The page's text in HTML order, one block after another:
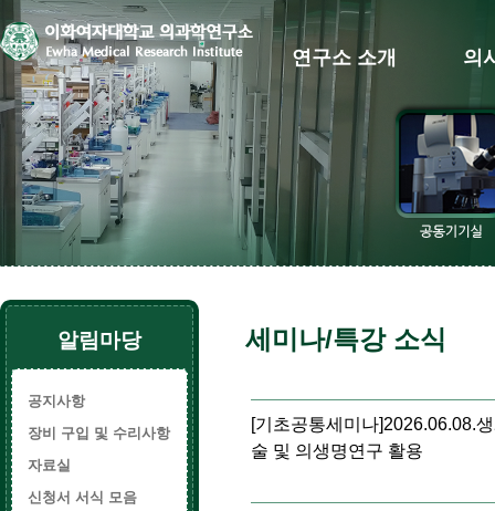
연구소 소개 의
알림마당
공지사항
장비 구입 및 수리사항
자료실
신청서 서식 모음
세미나/특강 소식
[기초공통세미나]2026.06.08.
술 및 의생명연구 활용